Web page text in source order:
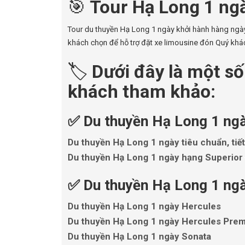
🎯 Tour Hạ Long 1
Tour du thuyền Hạ Long 1 ngày khởi hành hàng
khách chọn để hỗ trợ đặt xe limousine đón Quý
🏷️ Dưới đây là một
khách tham khảo:
✅ Du thuyền Hạ Long 1
Du thuyền Hạ Long 1 ngày tiêu chuẩn,
Du thuyền Hạ Long 1 ngày hạng
✅ Du thuyền Hạ Long 1
Du thuyền Hạ Long 1 ngày Hercules
Du thuyền Hạ Long 1 ngày Hercules
Du thuyền Hạ Long 1 ngày Sonata